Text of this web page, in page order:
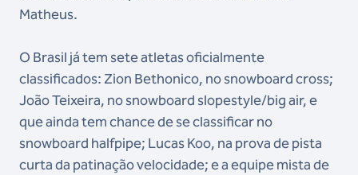
Matheus.
O Brasil já tem sete atletas oficialmente
classificados: Zion Bethonico, no snowboard cross;
João Teixeira, no snowboard slopestyle/big air, e
que ainda tem chance de se classificar no
snowboard halfpipe; Lucas Koo, na prova de pista
curta da patinação velocidade; e a equipe mista de